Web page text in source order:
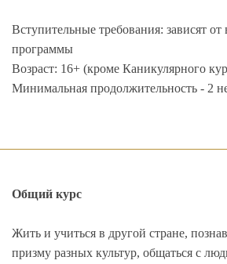
Вступительные требования: зависят
программы
Возраст: 16+ (кроме Каникулярного
Минимальная продолжительность - 2
Общий курс
Жить и учиться в другой стране,
призму разных культур, общаться с